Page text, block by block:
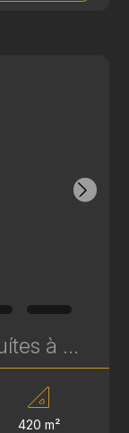
Casa Mobiliada com 3 Suítes à Venda no Pilarzinho – 521,45 m² | Ref 335
420 m²